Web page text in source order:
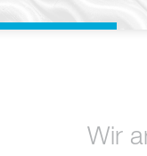
Wir